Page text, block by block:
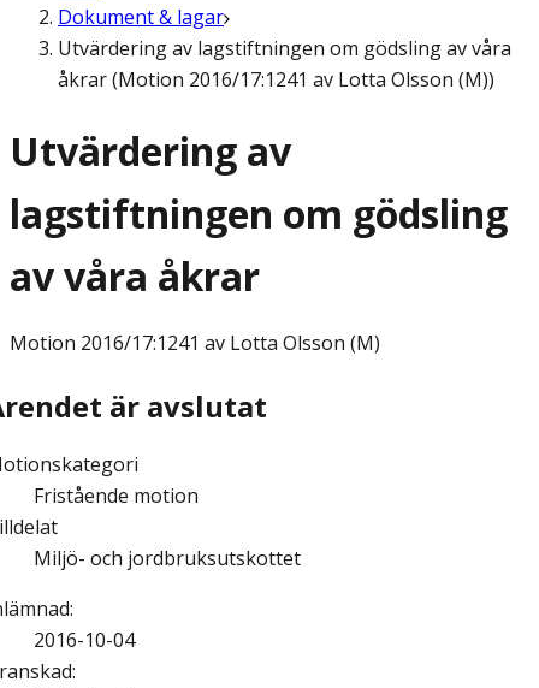
Dokument & lagar
Utvärdering av lagstiftningen om gödsling av våra
åkrar (Motion 2016/17:1241 av Lotta Olsson (M))
Utvärdering av
lagstiftningen om gödsling
av våra åkrar
Motion 2016/17:1241 av Lotta Olsson (M)
är avslutat
Fristående motion
Miljö- och jordbruksutskottet
:
2016-10-04
: